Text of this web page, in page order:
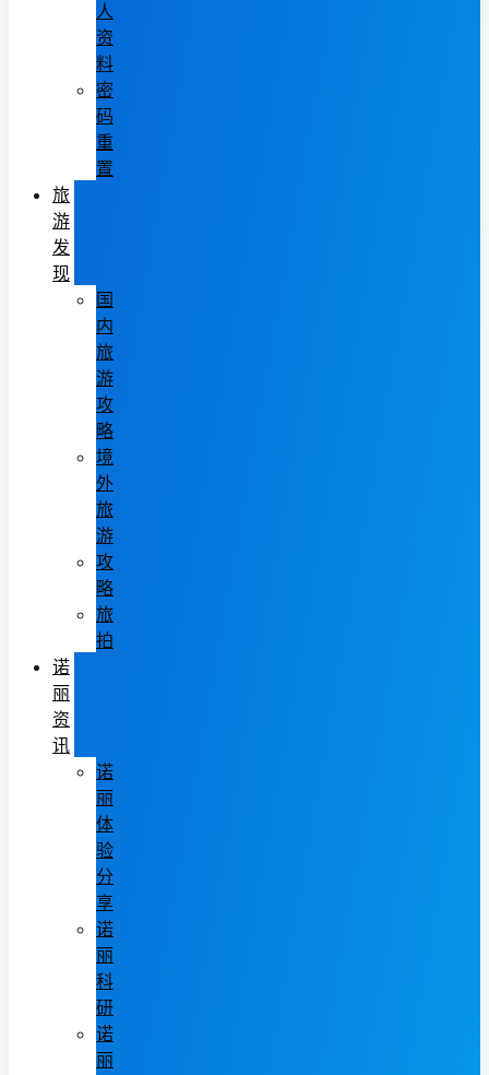
人
资
料
密
码
重
置
旅
游
发
现
国
内
旅
游
攻
略
境
外
旅
游
攻
略
旅
拍
诺
丽
资
讯
诺
丽
体
验
分
享
诺
丽
科
研
诺
丽